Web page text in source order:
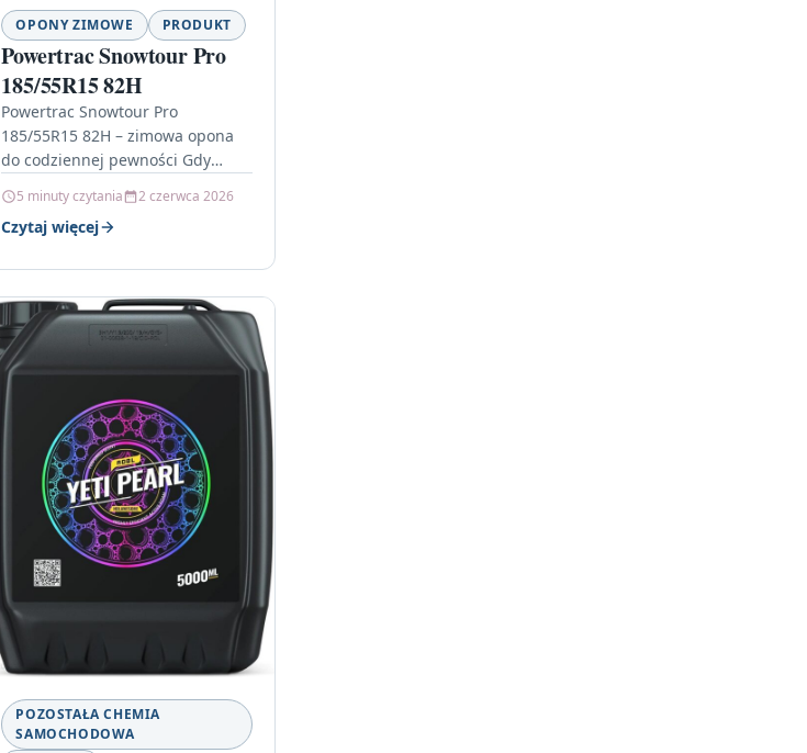
OPONY ZIMOWE PRODUKT
Powertrac Snowtour Pro
185/55R15 82H
Powertrac Snowtour Pro
185/55R15 82H – zimowa opona
do codziennej pewności Gdy
pojawia się śnieg, błoto
pośniegowe i mokra…
5 minuty czytania 2 czerwca 2026
Czytaj więcej
POZOSTAŁA CHEMIA
SAMOCHODOWA